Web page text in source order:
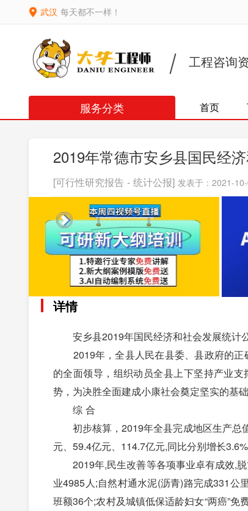
武汉 每天都不一样！
工程咨询
服务分类 首页
2019年常德市安乡县国民经
[可行性研究报告 - 统计公报] 发表于：2021-
详情
安乡县2019年国民经济和社会发展统计
2019年，全县人民在县委、县政府的正
的全面领导，组织动员全县上下坚持产业
势，为决胜全面建成小康社会奠定坚实的基础
综 合
初步核算，2019年全县完成地区生产总
元、59.4亿元、114.7亿元,同比分别增长
2019年,民生改善等各项事业卓有成效,脱
业4985人;自然村通水泥(沥青)路完成331公
班额36个;农村及城镇低保适龄妇女“两癌”